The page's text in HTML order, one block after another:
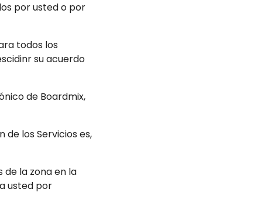
por usted o por
todos los
su acuerdo
de Boardmix,
los Servicios es,
de la zona en la
usted por